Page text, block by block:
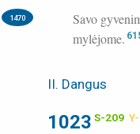
1470
Savo
mylėjome.
II. Dangus
1023 S-209